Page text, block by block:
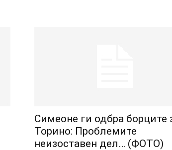
Симеоне ги одбра борците
Торино: Проблемите
неизоставен дел… (ФОТО)